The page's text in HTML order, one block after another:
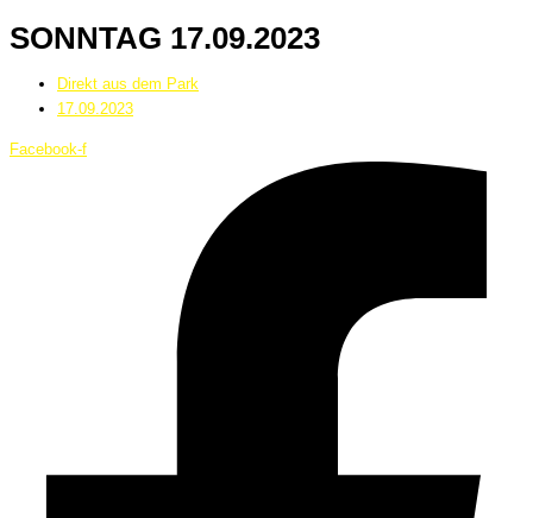
SONNTAG 17.09.2023
Direkt aus dem Park
17.09.2023
Facebook-f